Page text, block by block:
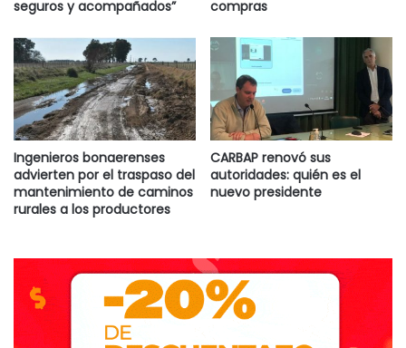
seguros y acompañados”
compras
Ingenieros bonaerenses
advierten por el traspaso del
mantenimiento de caminos
rurales a los productores
CARBAP renovó sus
autoridades: quién es el
nuevo presidente